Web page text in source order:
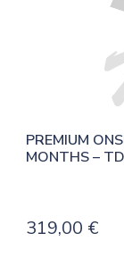
PREMIUM
MONTHS –
319,00 €